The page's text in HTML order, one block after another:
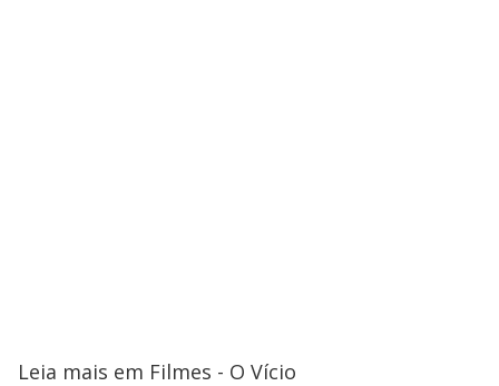
Leia mais em Filmes - O Vício